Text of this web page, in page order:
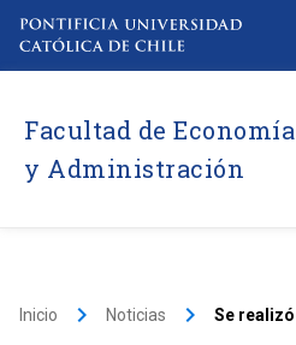
Facultad de Economía
y Administración
Inicio keyboard_arrow_right Noticias keyboard_arrow_right